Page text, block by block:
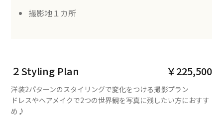
撮影地１カ所
２Styling Plan ￥225,500
洋装2パターンのスタイリングで変化をつける撮影プラン
ドレスやヘアメイクで2つの世界観を写真に残したい方におすす
め♪